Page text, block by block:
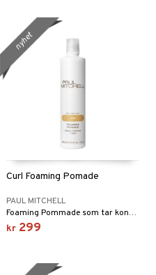
Curl Foaming Pomade
PAUL MITCHELL
Foaming Pommade som tar kontrollen over et bølgete og krøllete hår.
kr 299
nyhet